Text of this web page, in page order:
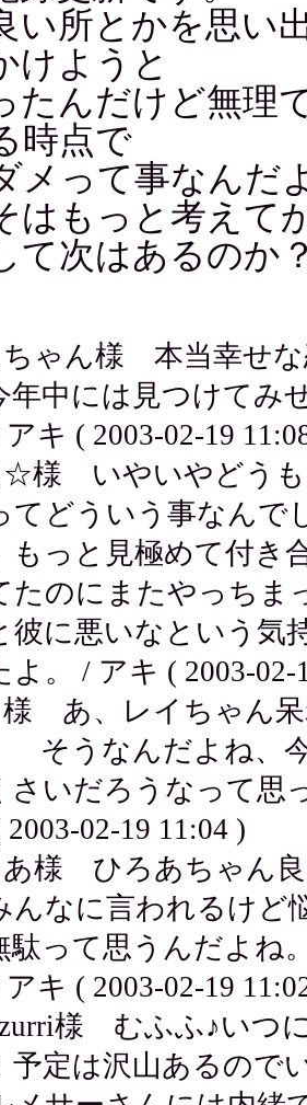
い所とかを思い
けようと
たんだけど無理
時点で
メって事なんだ
はもっと考えて
て次はあるのか
ゃん様 本当幸せな
年中には見つけてみ
アキ ( 2003-02-19
様 いやいやどうも
てどういう事なんで
もっと見極めて付き
たのにまたやっちま
彼に悪いなという気
よ。 / アキ ( 2003-02-
あ、レイちゃん呆
そうなんだよね、
さいだろうなって思
02-19 11:04 )
様 ひろあちゃん良
んなに言われるけど
駄って思うんだよね
キ ( 2003-02-19
様 むふふ♪いつに
予定は沢山あるので